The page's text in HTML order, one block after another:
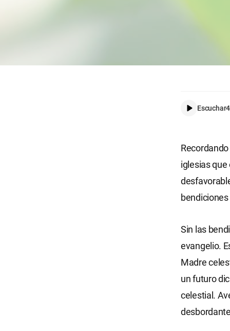
Escuchar
iglesias
Sin las
evangelio.
Madre
un futuro
celestial.